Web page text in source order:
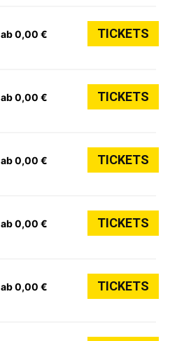
ab 0,00 € TICKETS
ab 0,00 € TICKETS
ab 0,00 € TICKETS
ab 0,00 € TICKETS
ab 0,00 € TICKETS